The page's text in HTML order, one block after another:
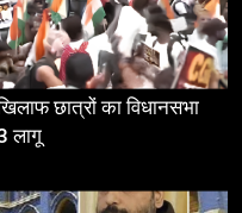
छात्रों का विधानसभा
लागू